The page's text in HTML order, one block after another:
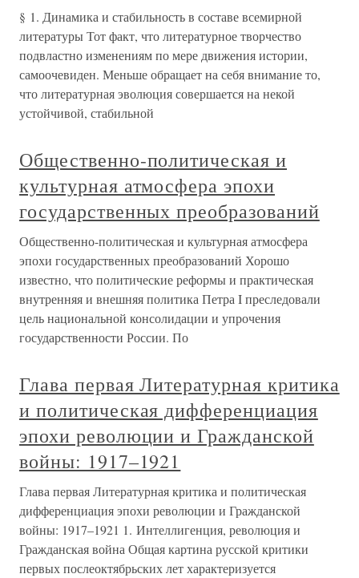
§ 1. Динамика и стабильность в составе всемирной
литературы Тот факт, что литературное творчество
подвластно изменениям по мере движения истории,
самоочевиден. Меньше обращает на себя внимание то,
что литературная эволюция совершается на некой
устойчивой, стабильной
Общественно-политическая и
культурная атмосфера эпохи
государственных преобразований
Общественно-политическая и культурная атмосфера
эпохи государственных преобразований Хорошо
известно, что политические реформы и практическая
внутренняя и внешняя политика Петра I преследовали
цель национальной консолидации и упрочения
государственности России. По
Глава первая Литературная критика
и политическая дифференциация
эпохи революции и Гражданской
войны: 1917–1921
Глава первая Литературная критика и политическая
дифференциация эпохи революции и Гражданской
войны: 1917–1921 1. Интеллигенция, революция и
Гражданская война Общая картина русской критики
первых послеоктябрьских лет характеризуется